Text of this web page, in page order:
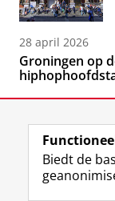
28 april 2026
Groningen op
Biedt de